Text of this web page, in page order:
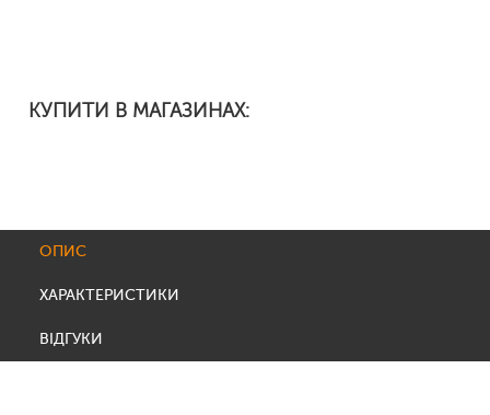
КУПИТИ В МАГАЗИНАХ:
ОПИС
ХАРАКТЕРИСТИКИ
ВІДГУКИ